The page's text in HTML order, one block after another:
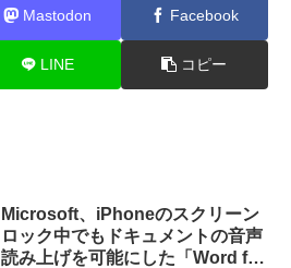
Mastodon Facebook
LINE コピー
Microsoft、iPhoneのスクリーン
ロック中でもドキュメントの音声
読み上げを可能にした「Word for